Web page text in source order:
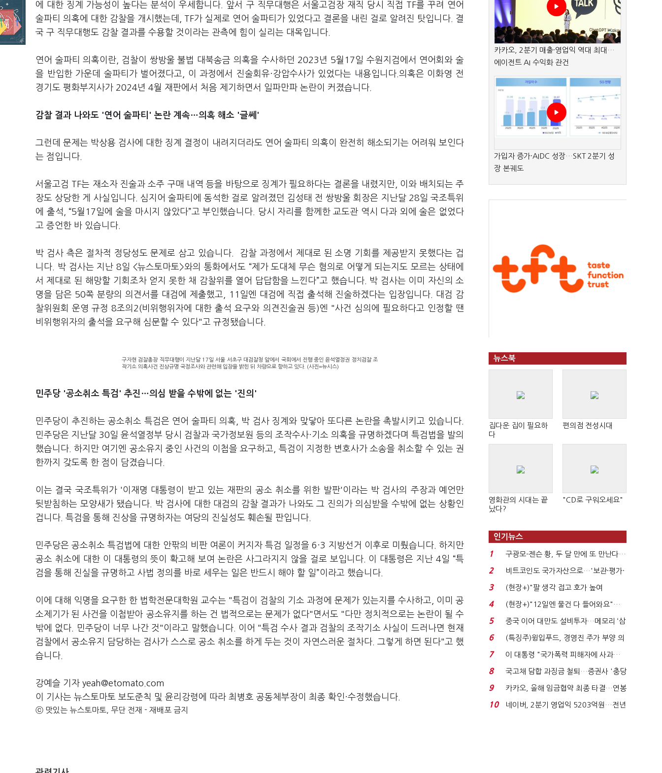
에 대한 징계 가능성이 높다는 분석이 우세합니다. 앞서 구 직무대행은 서울고검장 재직 당시 직접 TF를 꾸려 연어
술파티 의혹에 대한 감찰을 개시했는데, TF가 실제로 연어 술파티가 있었다고 결론을 내린 걸로 알려진 탓입니다. 결
국 구 직무대행도 감찰 결과를 수용할 것이라는 관측에 힘이 실리는 대목입니다.
연어 술파티 의혹이란, 검찰이 쌍방울 불법 대북송금 의혹을 수사하던 2023년 5월17일 수원지검에서 연어회와 술
을 반입한 가운데 술파티가 벌어졌다고, 이 과정에서 진술회유·강압수사가 있었다는 내용입니다.의혹은 이화영 전
경기도 평화부지사가 2024년 4월 재판에서 처음 제기하면서 일파만파 논란이 커졌습니다.
감찰 결과 나와도 '연어 술파티' 논란 계속…의혹 해소 '글쎄'
그런데 문제는 박상용 검사에 대한 징계 결정이 내려지더라도 연어 술파티 의혹이 완전히 해소되기는 어려워 보인다
는 점입니다.
서울고검 TF는 재소자 진술과 소주 구매 내역 등을 바탕으로 징계가 필요하다는 결론을 내렸지만, 이와 배치되는 주
장도 상당한 게 사실입니다. 심지어 술파티에 동석한 걸로 알려졌던 김성태 전 쌍방울 회장은 지난달 28일 국조특위
에 출석, “5월17일에 술을 마시지 않았다”고 부인했습니다. 당시 자리를 함께한 교도관 역시 다과 외에 술은 없었다
고 증언한 바 있습니다.
박 검사 측은 절차적 정당성도 문제로 삼고 있습니다. 감찰 과정에서 제대로 된 소명 기회를 제공받지 못했다는 겁
니다. 박 검사는 지난 8일 <뉴스토마토>와의 통화에서도 “제가 도대체 무슨 혐의로 어떻게 되는지도 모르는 상태에
서 제대로 된 해망할 기회조차 얻지 못한 채 감찰위를 열어 답답함을 느낀다”고 했습니다. 박 검사는 이미 자신의 소
명을 담은 50쪽 분량의 의견서를 대검에 제출했고, 11일엔 대검에 직접 출석해 진술하겠다는 입장입니다. 대검 감
찰위원회 운영 규정 8조의2(비위행위자에 대한 출석 요구와 의견진술권 등)엔 "사건 심의에 필요하다고 인정할 땐
비위행위자의 출석을 요구해 심문할 수 있다"고 규정됐습니다.
구자현 검찰총장 직무대행이 지난달 17일 서울 서초구 대검찰청 앞에서 국회에서 진행 중인 윤석열정권 정치검찰 조
작기소 의혹사건 진상규명 국정조사와 관련해 입장을 밝힌 뒤 차량으로 향하고 있다. (사진=뉴시스)
민주당 '공소취소 특검' 추진…의심 받을 수밖에 없는 '진의'
민주당이 추진하는 공소취소 특검은 연어 술파티 의혹, 박 검사 징계와 맞닿아 또다른 논란을 촉발시키고 있습니다.
민주당은 지난달 30일 윤석열정부 당시 검찰과 국가정보원 등의 조작수사·기소 의혹을 규명하겠다며 특검법을 발의
했습니다. 하지만 여기엔 공소유지 중인 사건의 이첩을 요구하고, 특검이 지정한 변호사가 소송을 취소할 수 있는 권
한까지 갖도록 한 점이 담겼습니다.
이는 결국 국조특위가 '이재명 대통령이 받고 있는 재판의 공소 취소를 위한 발판'이라는 박 검사의 주장과 예언만
뒷받침하는 모양새가 됐습니다. 박 검사에 대한 대검의 감찰 결과가 나와도 그 진의가 의심받을 수밖에 없는 상황인
겁니다. 특검을 통해 진상을 규명하자는 여당의 진실성도 훼손될 판입니다.
민주당은 공소취소 특검법에 대한 안팎의 비판 여론이 커지자 특검 일정을 6·3 지방선거 이후로 미뤘습니다. 하지만
공소 취소에 대한 이 대통령의 뜻이 확고해 보여 논란은 사그라지지 않을 걸로 보입니다. 이 대통령은 지난 4일 “특
검을 통해 진실을 규명하고 사법 정의를 바로 세우는 일은 반드시 해야 할 일”이라고 했습니다.
이에 대해 익명을 요구한 한 법학전문대학원 교수는 "특검이 검찰의 기소 과정에 문제가 있는지를 수사하고, 이미 공
소제기가 된 사건을 이첩받아 공소유지를 하는 건 법적으로는 문제가 없다"면서도 "다만 정치적으로는 논란이 될 수
밖에 없다. 민주당이 너무 나간 것"이라고 말했습니다. 이어 "특검 수사 결과 검찰의 조작기소 사실이 드러나면 현재
검찰에서 공소유지 담당하는 검사가 스스로 공소 취소를 하게 두는 것이 자연스러운 절차다. 그렇게 하면 된다"고 했
습니다.
강예슬 기자 yeah@etomato.com
이 기사는 뉴스토마토 보도준칙 및 윤리강령에 따라 최병호 공동체부장이 최종 확인·수정했습니다.
ⓒ 맛있는 뉴스토마토, 무단 전재 - 재배포 금지
카카오, 2분기 매출·영업익 역대 최대…
에이전트 AI 수익화 관건
가입자 증가·AIDC 성장…SKT 2분기 성
장 본궤도
뉴스북
집다운 집이 필요하
다
편의점 전성시대
영화관의 시대는 끝
났다?
"CD로 구워오세요"
인기뉴스
1
구광모-젠슨 황, 두 달 만에 또 만난다…
로봇·AI 등 논...
2
비트코인도 국가자산으로…'보관·평가·
처분' 기준은 ...
3
(현장+)"팔 생각 접고 호가 높여
요"…'덜 똘똘한 한 채' 20...
4
(현장+)"12일엔 물건 다 들어와요"…
빈 매대 채우며 문 연 ...
5
중국 이어 대만도 설비투자…메모리 ‘삼
국전쟁’
6
(특징주)윙입푸드, 경영진 주가 부양 의
지에 상한가...
7
이 대통령 "국가폭력 피해자에 사과…
적극적 조사로 진...
8
국고채 담합 과징금 철퇴…증권사 '충당
금 폭탄' 우려...
9
카카오, 올해 임금협약 최종 타결…연봉
6.3% 인상·격려...
10
네이버, 2분기 영업익 5203억원…전년